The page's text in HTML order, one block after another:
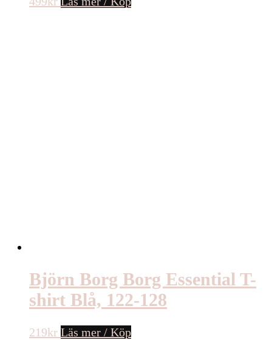
Björn Borg Borg Essential T-
shirt Blå, 122-128
219kr Läs mer / Köp